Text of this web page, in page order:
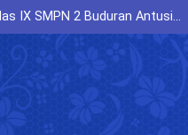
Koramil Buduran
IX SMPN 2 Buduran Antusias
Seminar Entrepreneurship
Berkarakter melalui Sosialisasi
Bersama Polresta Sidoarjo
kepada Peserta Didik
SMP Negeri 2 Buduran
melalui Latihan PBB Bersama
Koramil Buduran
IX SMPN 2 Buduran Antusias
Seminar Entrepreneurship
melalui Sosialisasi
Bersama Polresta Sidoarjo
kepada Peserta Didik
SMP Negeri 2 Buduran